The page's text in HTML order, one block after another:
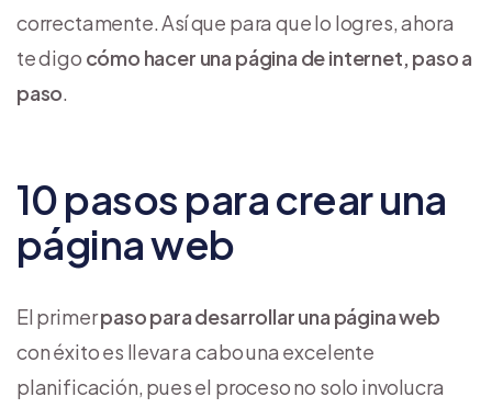
correctamente. Así que para que lo logres, ahora
te digo cómo hacer una página de internet, paso a
paso.
10 pasos para crear una
página web
El primerpaso para desarrollar una página web
con éxito es llevar a cabo una excelente
planificación, pues el proceso no solo involucra